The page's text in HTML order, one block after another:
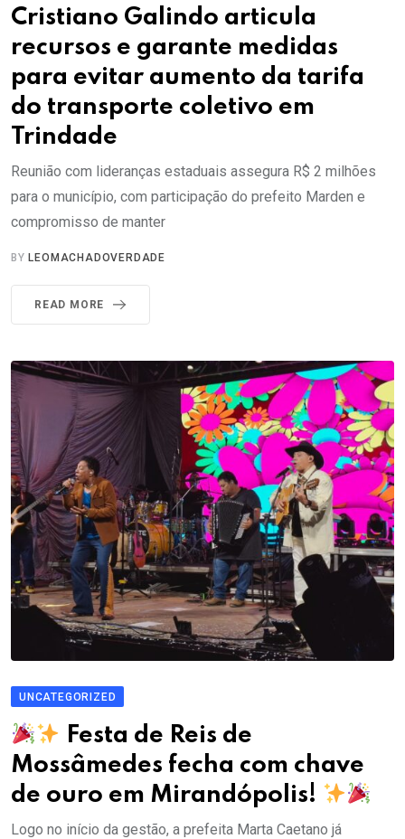
Cristiano Galindo articula
recursos e garante medidas
para evitar aumento da tarifa
do transporte coletivo em
Trindade
Reunião com lideranças estaduais assegura R$ 2 milhões
para o município, com participação do prefeito Marden e
compromisso de manter
BY LEOMACHADOVERDADE
READ MORE
UNCATEGORIZED
Festa de Reis de
Mossâmedes fecha com chave
de ouro em Mirandópolis!
Logo no início da gestão, a prefeita Marta Caetano já